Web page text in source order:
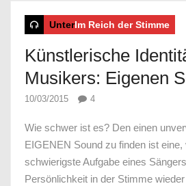
UnterIm Reich der Stimme
Künstlerische
Musikers: Eigenen
10/03/2015 4
Wie schwer ist es? Den einen
EIGENEN Sound zu finden ist
schwierigste Aufgabe eines
Persönlichkeit in der Stimme